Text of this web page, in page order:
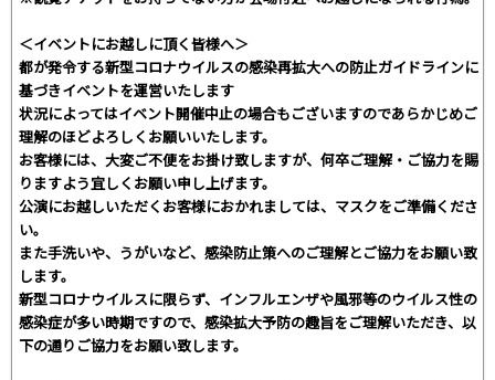
＜イベントにお越しに頂く皆様へ＞
都が発令する新型コロナウイルスの感染再拡大への防止ガイドラインに
基づきイベントを運営いたします
状況によってはイベント開催中止の場合もございますのであらかじめご
理解のほどよろしくお願いいたします。
お客様には、大変ご不便をお掛け致しますが、何卒ご理解・ご協力を賜
りますよう宜しくお願い申し上げます。
公演にお越しいただくお客様におかれましては、マスクをご準備くださ
い。
また手洗いや、うがいなど、感染防止策へのご理解とご協力をお願い致
します。
新型コロナウイルスに限らず、インフルエンザや風邪等のウイルス性の
感染症が多い時期ですので、感染拡大予防の趣旨をご理解いただき、以
下の通りご協力をお願い致します。